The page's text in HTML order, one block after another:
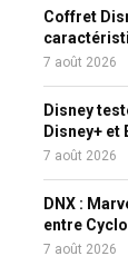
Coffret
7 août 2026
Disney
Disney+ et
7 août 2026
DNX :
entre
7 août 2026